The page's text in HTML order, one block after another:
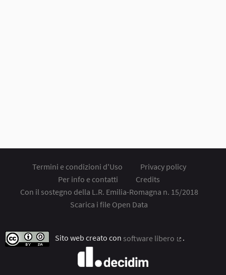
Termini e condizioni d'Uso
Privacy policy
Per info e contatti
Credits
Con il sostegno della L.R. Emilia-Romagna n. 15/2018
Scarica i file Open Data
Sito web creato con software libero
.